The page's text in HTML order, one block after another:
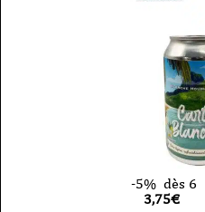
-5% dès 6
3,75€